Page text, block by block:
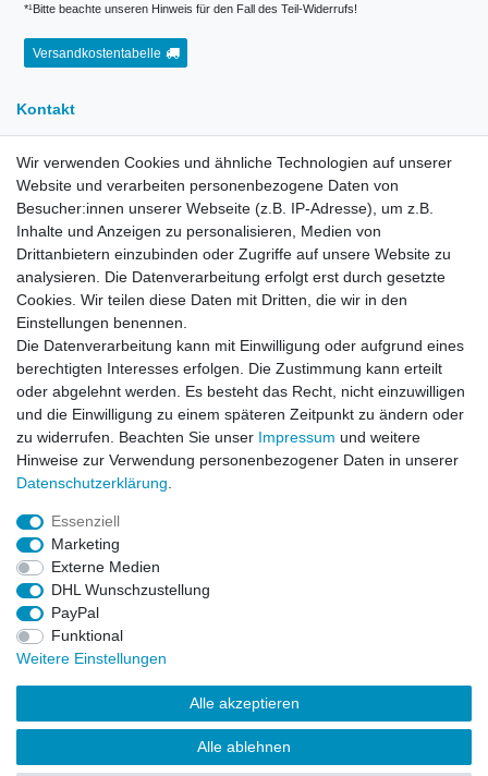
*¹Bitte beachte unseren Hinweis für den Fall des Teil-Widerrufs!
Versandkostentabelle
Kontakt
E-Mail:info[at]kreativplotter.de
Telefon:0202-87063640
Öffnungszeiten:
Montag bis Freitag von 8.30 - 15.30 Uhr
Kontaktformular
Informationen
Registrieren
Widerrufsrecht
Datenschutzerklärung
AGB
Impressum
Widerrufsbutton
Wir verwenden Cookies und ähnliche Technologien auf unserer
Website und verarbeiten personenbezogene Daten von
Besucher:innen unserer Webseite (z.B. IP-Adresse), um z.B.
Inhalte und Anzeigen zu personalisieren, Medien von
Drittanbietern einzubinden oder Zugriffe auf unsere Website zu
analysieren. Die Datenverarbeitung erfolgt erst durch gesetzte
Cookies. Wir teilen diese Daten mit Dritten, die wir in den
Einstellungen benennen.
Die Datenverarbeitung kann mit Einwilligung oder aufgrund eines
berechtigten Interesses erfolgen. Die Zustimmung kann erteilt
oder abgelehnt werden. Es besteht das Recht, nicht einzuwilligen
und die Einwilligung zu einem späteren Zeitpunkt zu ändern oder
zu widerrufen. Beachten Sie unser Impressum und weitere
Hinweise zur Verwendung personenbezogener Daten in unserer
Daten­schutz­erklärung
Essenziell
Marketing
Externe Medien
DHL Wunschzustellung
PayPal
Funktional
Weitere Einstellungen
Alle akzeptieren
Alle ablehnen